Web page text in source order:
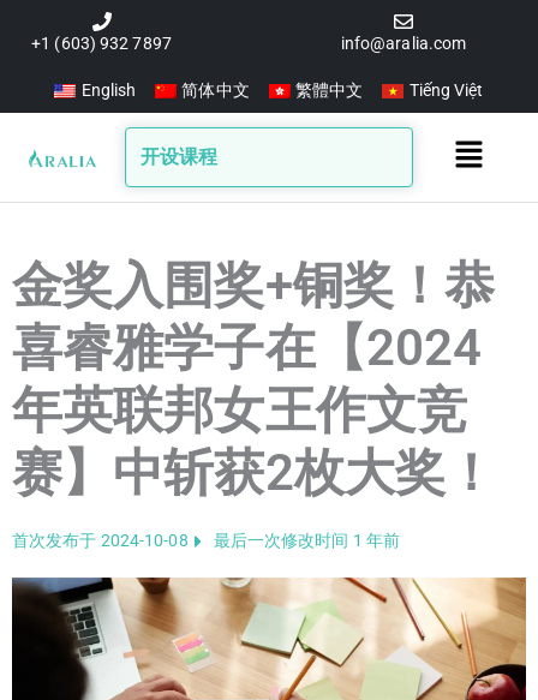
容
+1 (603) 932 7897 info@aralia.com
English 简体中文 繁體中文 Tiếng Việt
开设课程
Main
金奖入围奖+铜奖！恭
喜睿雅学子在【2024
年英联邦女王作文竞
赛】中斩获2枚大奖！
首次发布于 2024-10-08 最后一次修改时间 1 年前